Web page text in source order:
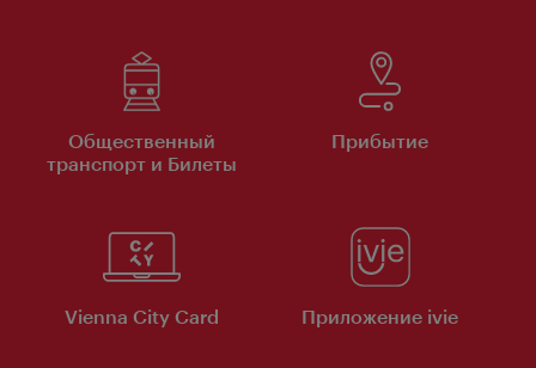
Общественный
транспорт и Билеты
Прибытие
Vienna City Card Приложение ivie